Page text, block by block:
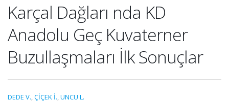
Karçal Dağları nda KD
Anadolu Geç Kuvaterner
Buzullaşmaları İlk Sonuçlar
DEDE V.,ÇİÇEK İ.,UNCU L.